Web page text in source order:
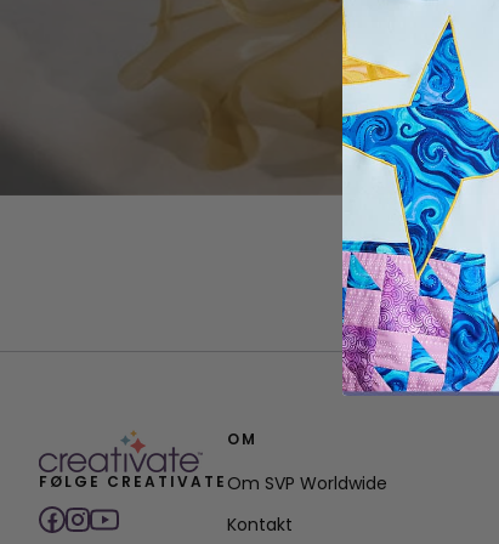
FØLGE CREATIVATE
OM
Om SVP Worldwide
Kontakt